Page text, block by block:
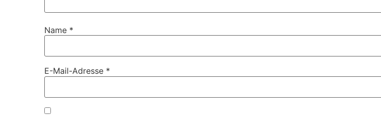
Name *
E-Mail-Adresse *